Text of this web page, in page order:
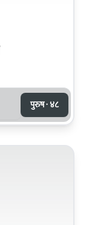
पुरुष · ४८